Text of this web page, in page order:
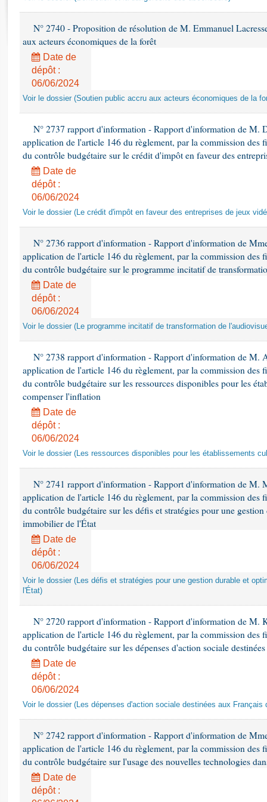
Rapports d'enquête
Rapports sur l'application des lois
Baromètre de l’application des lois
Dossiers législatifs
Budget et sécurité sociale
Comptes rendus des débats
N° 2740 - Proposition de résolution de M. Emmanuel
aux acteurs économiques de la forêt
Date de
dépôt :
06/06/2024
Voir le dossier (Soutien public accru aux acteurs économiques de la
N° 2737 rapport d'information - Rapport d'information de M.
application de l'article 146 du règlement, par la commission des
du contrôle budgétaire sur le crédit d'impôt en faveur des
Date de
dépôt :
06/06/2024
Voir le dossier (Le crédit d'impôt en faveur des entreprises de jeux
N° 2736 rapport d'information - Rapport d'information de
application de l'article 146 du règlement, par la commission des
du contrôle budgétaire sur le programme incitatif de
Date de
dépôt :
06/06/2024
Voir le dossier (Le programme incitatif de transformation de
N° 2738 rapport d'information - Rapport d'information de M.
application de l'article 146 du règlement, par la commission des
du contrôle budgétaire sur les ressources disponibles pour les
compenser l'inflation
Date de
dépôt :
06/06/2024
Voir le dossier (Les ressources disponibles pour les établissements
N° 2741 rapport d'information - Rapport d'information de M.
application de l'article 146 du règlement, par la commission des
du contrôle budgétaire sur les défis et stratégies pour une
immobilier de l'État
Date de
dépôt :
06/06/2024
Voir le dossier (Les défis et stratégies pour une gestion durable et
l'État)
N° 2720 rapport d'information - Rapport d'information de M.
application de l'article 146 du règlement, par la commission des
du contrôle budgétaire sur les dépenses d'action sociale
Date de
dépôt :
06/06/2024
Voir le dossier (Les dépenses d'action sociale destinées aux Français
N° 2742 rapport d'information - Rapport d'information de
application de l'article 146 du règlement, par la commission des
du contrôle budgétaire sur l'usage des nouvelles technologies
Date de
dépôt :